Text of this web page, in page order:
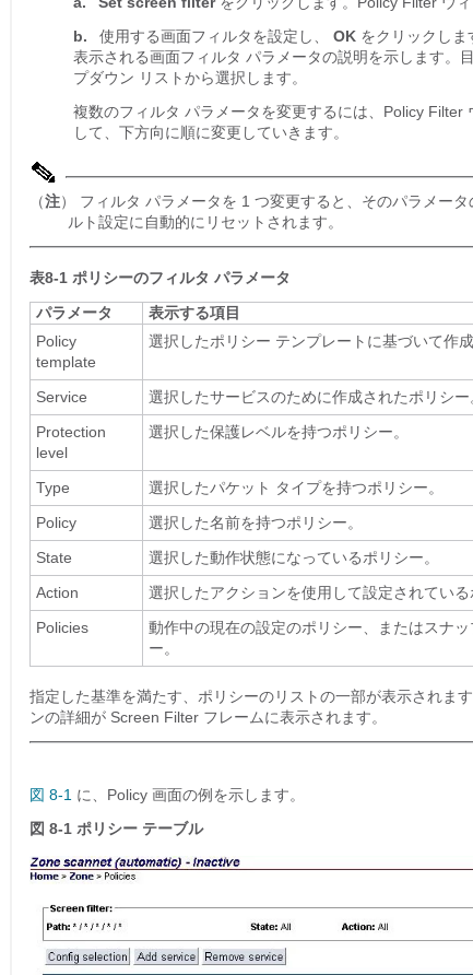
b.
使用する画面フィルタを設定し、 OK をクリックしま
表示される画面フィルタ パラメータの説明を示します。
プダウン リストから選択します。
複数のフィルタ パラメータを変更するには、Policy Filter
して、下方向に順に変更していきます。
（注） フィルタ パラメータを 1 つ変更すると、そのパラメー
ルト設定に自動的にリセットされます。
表8-1 ポリシーのフィルタ パラメータ
パラメータ
表示する項目
Policy
template
選択したポリシー テンプレートに基づいて作
Service
選択したサービスのために作成されたポリシー
Protection
level
選択した保護レベルを持つポリシー。
Type
選択したパケット タイプを持つポリシー。
Policy
選択した名前を持つポリシー。
State
選択した動作状態になっているポリシー。
Action
選択したアクションを使用して設定されている
Policies
動作中の現在の設定のポリシー、またはスナ
ー。
指定した基準を満たす、ポリシーのリストの一部が表示されま
ンの詳細が Screen Filter フレームに表示されます。
図 8-1 に、Policy 画面の例を示します。
図 8-1 ポリシー テーブル